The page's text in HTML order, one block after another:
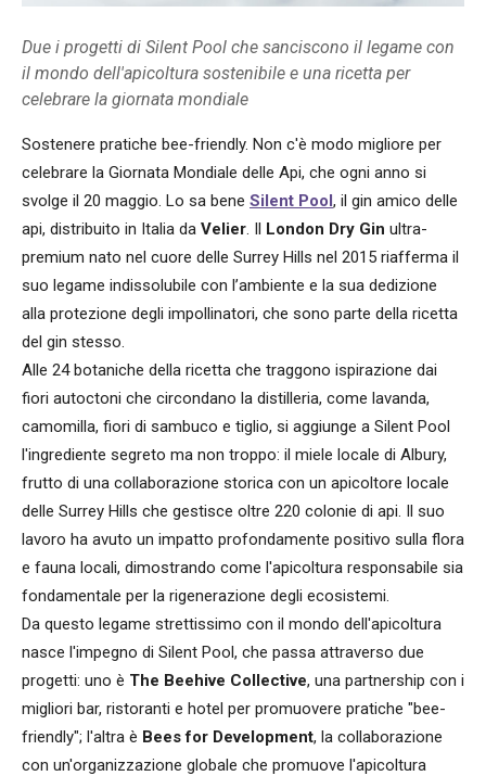
Due i progetti di Silent Pool che sanciscono il legame con
il mondo dell'apicoltura sostenibile e una ricetta per
celebrare la giornata mondiale
Sostenere pratiche bee-friendly. Non c'è modo migliore per
celebrare la Giornata Mondiale delle Api, che ogni anno si
svolge il 20 maggio. Lo sa bene Silent Pool, il gin amico delle
api, distribuito in Italia da Velier. Il London Dry Gin ultra-
premium nato nel cuore delle Surrey Hills nel 2015 riafferma il
suo legame indissolubile con l’ambiente e la sua dedizione
alla protezione degli impollinatori, che sono parte della ricetta
del gin stesso.
Alle 24 botaniche della ricetta che traggono ispirazione dai
fiori autoctoni che circondano la distilleria, come lavanda,
camomilla, fiori di sambuco e tiglio, si aggiunge a Silent Pool
l'ingrediente segreto ma non troppo: il miele locale di Albury,
frutto di una collaborazione storica con un apicoltore locale
delle Surrey Hills che gestisce oltre 220 colonie di api. Il suo
lavoro ha avuto un impatto profondamente positivo sulla flora
e fauna locali, dimostrando come l'apicoltura responsabile sia
fondamentale per la rigenerazione degli ecosistemi.
Da questo legame strettissimo con il mondo dell'apicoltura
nasce l'impegno di Silent Pool, che passa attraverso due
progetti: uno è The Beehive Collective, una partnership con i
migliori bar, ristoranti e hotel per promuovere pratiche "bee-
friendly"; l'altra è Bees for Development, la collaborazione
con un'organizzazione globale che promuove l'apicoltura